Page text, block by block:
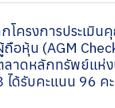
กโครงการประเมิ
อหุ้น (AGM
ลาดหลักทรัพย์แห่ง
ได้รับคะแนน 96 ค